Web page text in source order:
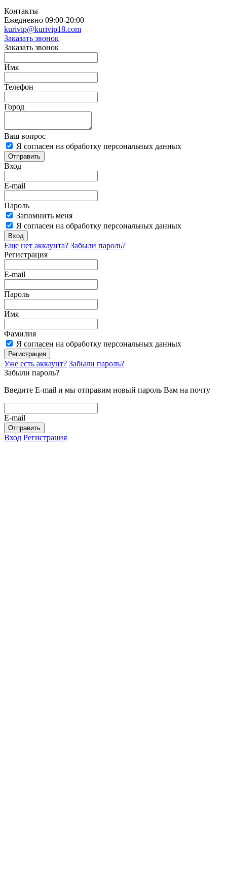
Контакты
Ежедневно 09:00-20:00
kurivip@kurivip18.com
Заказать звонок
Заказать звонок
Имя
Телефон
Город
Ваш вопрос
Я согласен на обработку персональных данных
Отправить
Вход
E-mail
Пароль
Запомнить меня
Я согласен на обработку персональных данных
Вход
Еще нет аккаунта? Забыли пароль?
Регистрация
E-mail
Пароль
Имя
Фамилия
Я согласен на обработку персональных данных
Регистрация
Уже есть аккаунт? Забыли пароль?
Забыли пароль?
Введите E-mail и мы отправим новый пароль Вам на почту
E-mail
Отправить
Вход Регистрация